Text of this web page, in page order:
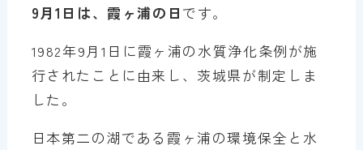
9月1日は、霞ヶ浦の日 です。
1982年9月1日に霞ヶ浦の水質浄化条例が施
行されたことに由来し、茨城県が制定しま
した。
日本第二の湖である霞ヶ浦の環境保全と水